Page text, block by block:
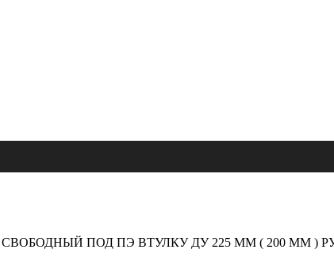
ПОД ПЭ ВТУЛКУ ДУ 225 ММ ( 200 ММ )